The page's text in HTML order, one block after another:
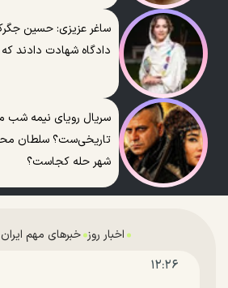
ساغر عزیزی: حسین
دادگاه شهادت دادند
سریال رویای نیمه شب
تاریخی‌ست؟ سلطان
شهر حله کجاست؟
اخبار روز خبرهای مهم
۱۲:۲۶